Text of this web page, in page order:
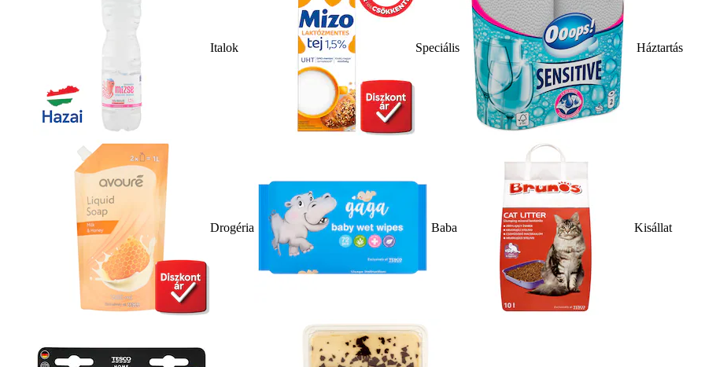
Italok Speciális Háztartás
Drogéria Baba Kisállat